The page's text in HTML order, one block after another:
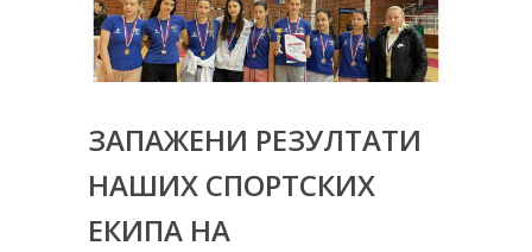
ЗАПАЖЕНИ РЕЗУЛТАТИ
НАШИХ СПОРТСКИХ
ЕКИПА НА